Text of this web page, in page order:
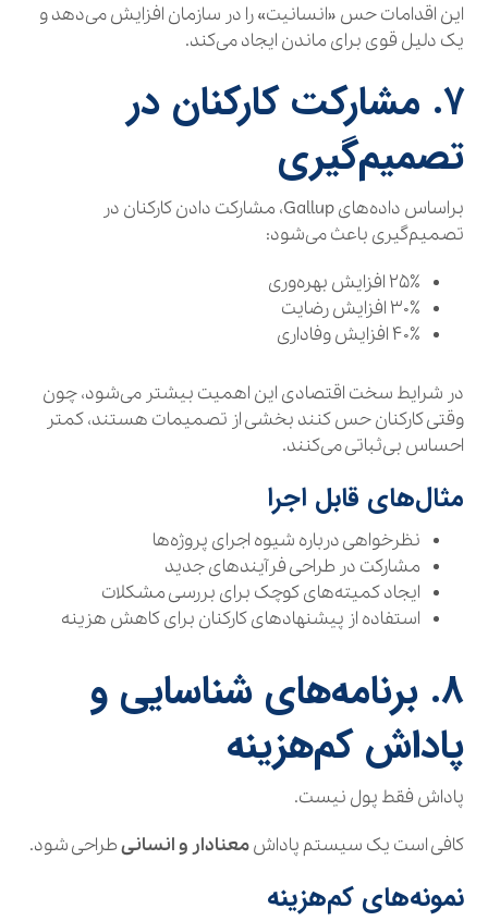
این اقدامات حس «انسانیت» را در سازمان افزایش می‌دهد و
یک دلیل قوی برای ماندن ایجاد می‌کند.
۷. مشارکت کارکنان در
تصمیم‌گیری
براساس داده‌های Gallup، مشارکت دادن کارکنان در
تصمیم‌گیری باعث می‌شود:
۲۵٪ افزایش بهره‌وری
۳۰٪ افزایش رضایت
۴۰٪ افزایش وفاداری
در شرایط سخت اقتصادی این اهمیت بیشتر می‌شود، چون
وقتی کارکنان حس کنند بخشی از تصمیمات هستند، کمتر
احساس بی‌ثباتی می‌کنند.
مثال‌های قابل اجرا
نظرخواهی درباره شیوه اجرای پروژه‌ها
مشارکت در طراحی فرآیندهای جدید
ایجاد کمیته‌های کوچک برای بررسی مشکلات
استفاده از پیشنهادهای کارکنان برای کاهش هزینه
۸. برنامه‌های شناسایی و
پاداش کم‌هزینه
پاداش فقط پول نیست.
کافی است یک سیستم پاداشمعنادار و انسانیطراحی شود.
نمونه‌های کم‌هزینه